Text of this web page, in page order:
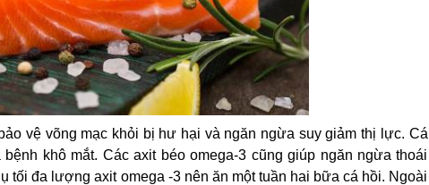
vệ võng mạc khỏi bị hư hại và ngăn ngừa suy giảm thị lực. Cá
khô mắt. Các axit béo omega-3 cũng giúp ngăn ngừa thoái
tối đa lượng axit omega -3 nên ăn một tuần hai bữa cá hồi. Ngoài